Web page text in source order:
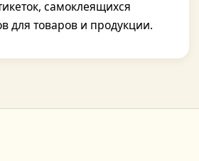
самоклеящихся
для товаров и продукции.